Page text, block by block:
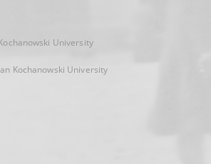
University
Kochanowski University